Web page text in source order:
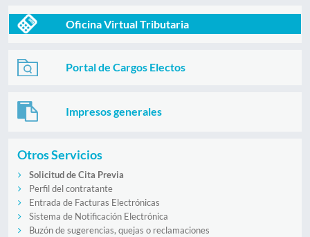
Oficina Virtual Tributaria
Portal de Cargos Electos
Impresos generales
Otros Servicios
Solicitud de Cita Previa
Perfil del contratante
Entrada de Facturas Electrónicas
Sistema de Notificación Electrónica
Buzón de sugerencias, quejas o reclamaciones